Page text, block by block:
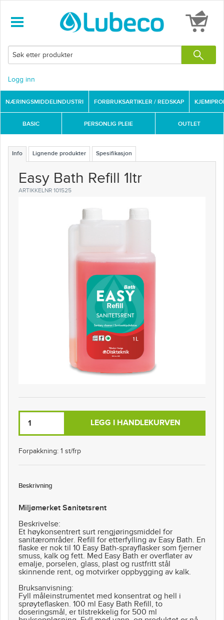
Logg inn
NÆRINGSMIDDELINDUSTRI FORBRUKSARTIKLER / REDSKAP
BASIC PERSONLIG PLEIE OUTLET
Info Lignende produkter Spesifikasjon
Easy Bath Refill 1ltr
ARTIKKELNR 101525
LEGG I HANDLEKURVEN
Forpakkning: 1 st/frp
Beskrivning
Miljømerket Sanitetsrent
Beskrivelse:
Et høykonsentrert surt rengjøringsmiddel for
sanitærområder. Refill for etterfylling av Easy Bath. En
flaske er nok til 10 Easy Bath-sprayflasker som fjerner
smuss, kalk og fett. Med Easy Bath er overflater av
emalje, porselen, glass, plast og rustfritt stål
skinnende rent, og motvirker oppbygging av kalk.
Bruksanvisning:
Fyll måleinstrumentet med konsentrat og hell i
sprøyteflasken. 100 ml Easy Bath Refill, to
doseringsmål, er tilstrekkelig for 500 ml